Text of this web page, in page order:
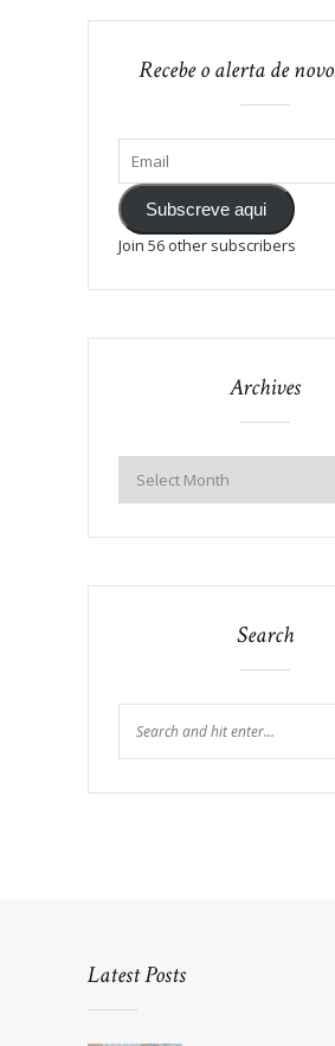
Recebe o alerta de
Subscreve aqui
Join 56 other subscribers
Archives
Search
Latest Posts